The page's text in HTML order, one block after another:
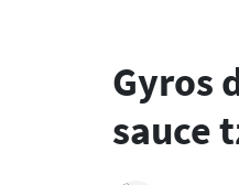
Gyros
sauce